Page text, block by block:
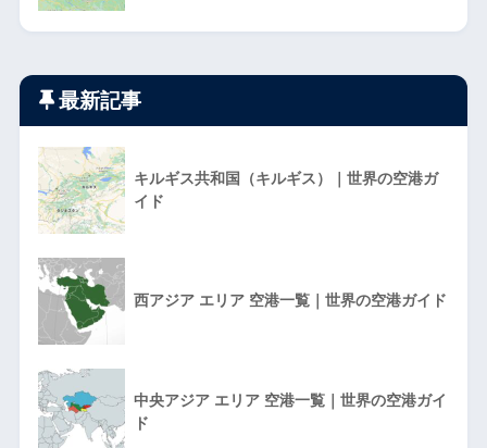
最新記事
キルギス共和国（キルギス）｜世界の空港ガ
イド
西アジア エリア 空港一覧｜世界の空港ガイド
中央アジア エリア 空港一覧｜世界の空港ガイ
ド